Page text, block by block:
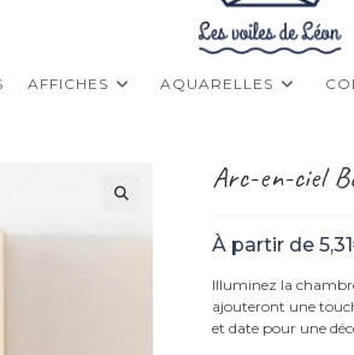
AFFICHES AQUARELLES
Arc-en-ciel
À partir de 5,31
Illuminez la
ajouteront une
et date pour une